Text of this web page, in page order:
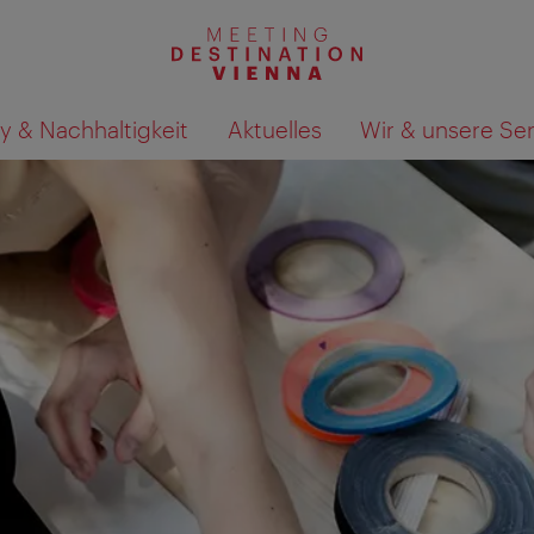
& Nachhaltigkeit Aktuelles Wir & unsere
Suchergebnisse auf Karte